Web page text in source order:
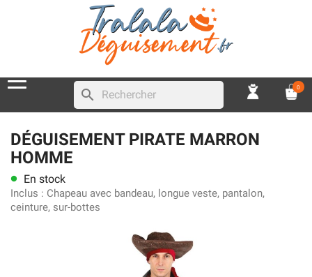
search 0
DÉGUISEMENT PIRATE MARRON
HOMME
lens En stock
Inclus : Chapeau avec bandeau, longue veste, pantalon,
ceinture, sur-bottes